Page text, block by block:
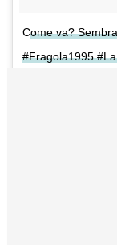
Come va?
#Fragola1995